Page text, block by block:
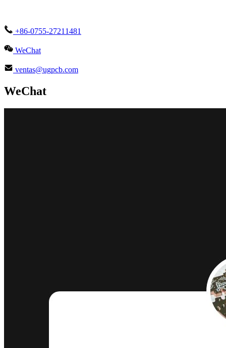
+86-0755-27211481
WeChat
ventas@ugpcb.com
WeChat